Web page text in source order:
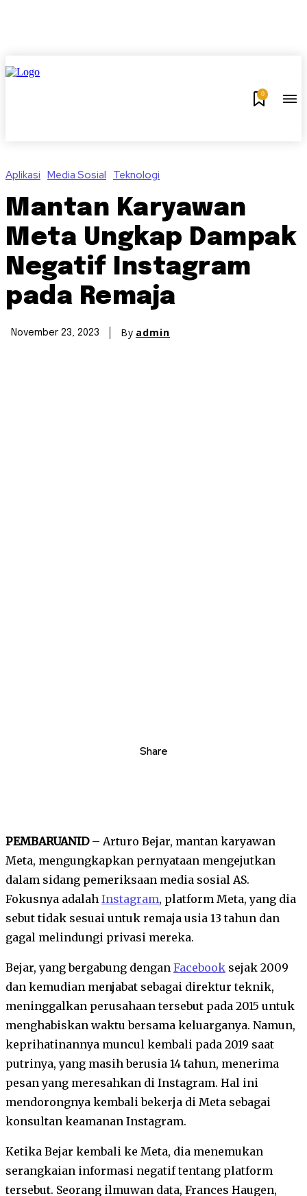
0
Aplikasi Media Sosial Teknologi
Mantan Karyawan
Meta Ungkap Dampak
Negatif Instagram
pada Remaja
November 23, 2023 By admin
Share
PEMBARUANID– Arturo Bejar, mantan karyawan
Meta, mengungkapkan pernyataan mengejutkan
dalam sidang pemeriksaan media sosial AS.
Fokusnya adalah Instagram, platform Meta, yang dia
sebut tidak sesuai untuk remaja usia 13 tahun dan
gagal melindungi privasi mereka.
Bejar, yang bergabung dengan Facebook sejak 2009
dan kemudian menjabat sebagai direktur teknik,
meninggalkan perusahaan tersebut pada 2015 untuk
menghabiskan waktu bersama keluarganya. Namun,
keprihatinannya muncul kembali pada 2019 saat
putrinya, yang masih berusia 14 tahun, menerima
pesan yang meresahkan di Instagram. Hal ini
mendorongnya kembali bekerja di Meta sebagai
konsultan keamanan Instagram.
Ketika Bejar kembali ke Meta, dia menemukan
serangkaian informasi negatif tentang platform
tersebut. Seorang ilmuwan data, Frances Haugen,